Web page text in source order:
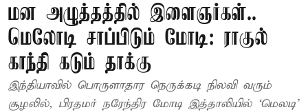
மன அழுத்தத்தில் இளைஞர்கள்..
மெலோடி சாப்பிடும் மோடி: ராகுல்
காந்தி கடும் தாக்கு
இந்தியாவில் பொருளாதார நெருக்கடி நிலவி வரும்
சூழலில், பிரதமர் நரேந்திர மோடி இத்தாலியில் ‘மெலடி’